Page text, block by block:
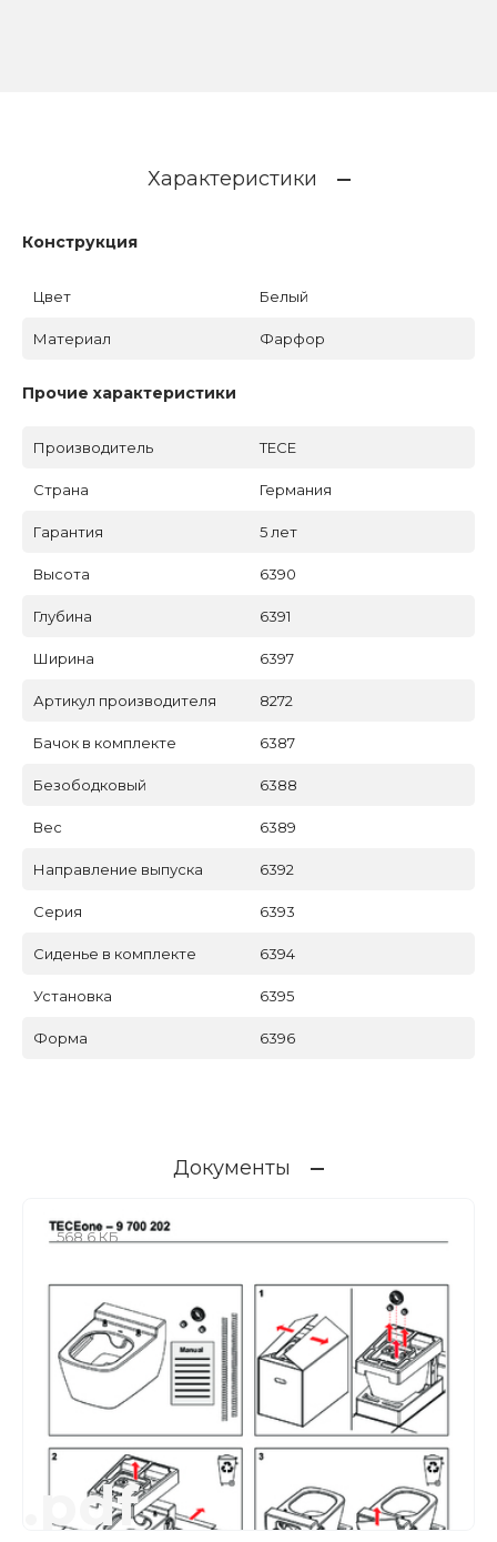
Характеристики
Конструкция
Цвет Белый
Материал Фарфор
Прочие характеристики
Производитель TECE
Страна Германия
Гарантия 5 лет
Высота 6390
Глубина 6391
Ширина 6397
Артикул производителя 8272
Бачок в комплекте 6387
Безободковый 6388
Вес 6389
Направление выпуска 6392
Серия 6393
Сиденье в комплекте 6394
Установка 6395
Форма 6396
Документы
568.6 КБ
.pdf